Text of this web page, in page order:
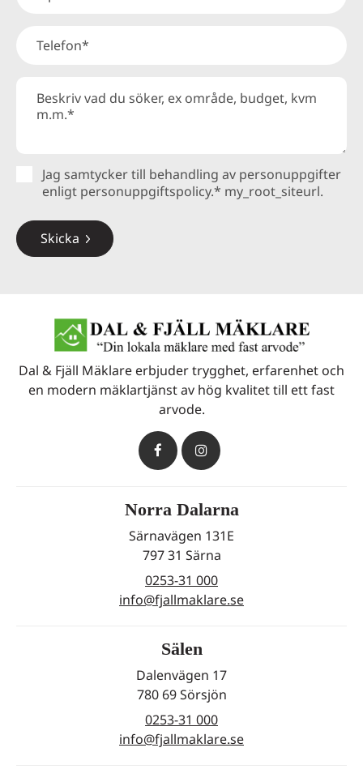
Jag samtycker till behandling av personuppgifter
enligt personuppgiftspolicy.* my_root_siteurl.
Dal & Fjäll Mäklare erbjuder trygghet, erfarenhet och
en modern mäklartjänst av hög kvalitet till ett fast
arvode.
Norra Dalarna
Särnavägen 131E
797 31 Särna
0253-31 000
info@fjallmaklare.se
Sälen
Dalenvägen 17
780 69 Sörsjön
0253-31 000
info@fjallmaklare.se